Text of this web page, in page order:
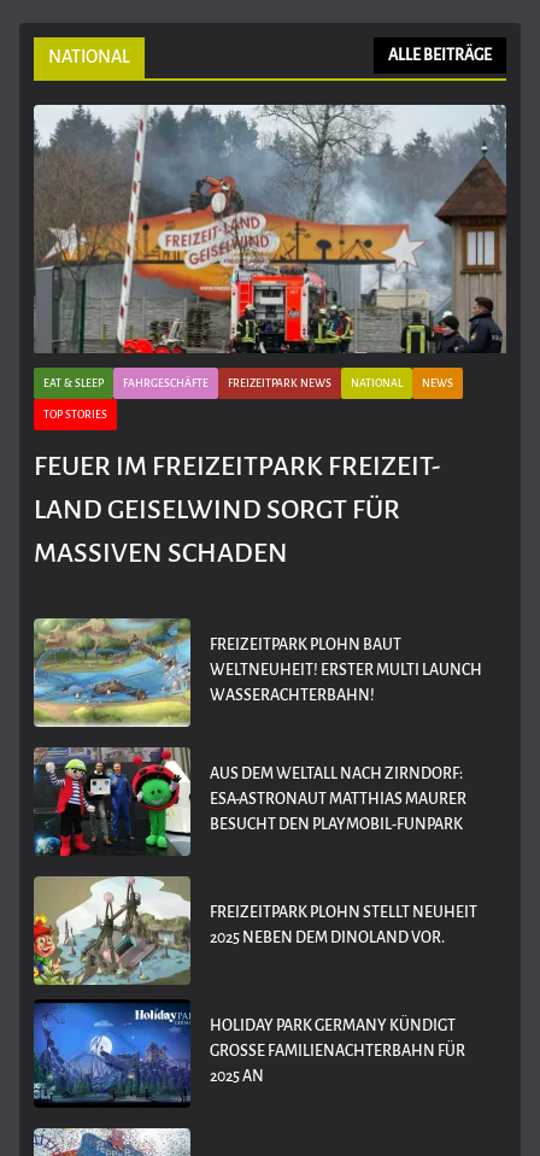
NATIONAL ALLE BEITRÄGE
EAT & SLEEP FAHRGESCHÄFTE FREIZEITPARK NEWS NATIONAL NEWS
TOP STORIES
FEUER IM FREIZEITPARK FREIZEIT-
LAND GEISELWIND SORGT FÜR
MASSIVEN SCHADEN
FREIZEITPARK PLOHN BAUT
WELTNEUHEIT! ERSTER MULTI LAUNCH
WASSERACHTERBAHN!
AUS DEM WELTALL NACH ZIRNDORF:
ESA-ASTRONAUT MATTHIAS MAURER
BESUCHT DEN PLAYMOBIL-FUNPARK
FREIZEITPARK PLOHN STELLT NEUHEIT
2025 NEBEN DEM DINOLAND VOR.
HOLIDAY PARK GERMANY KÜNDIGT
GROSSE FAMILIENACHTERBAHN FÜR 2
025 AN